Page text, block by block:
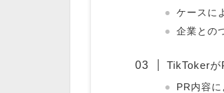
ケースに
企業との
TikTokerが
PR内容